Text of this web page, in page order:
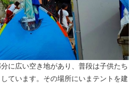
に広い空き地があり、普段は子供たち
ています。その場所にいまテントを建